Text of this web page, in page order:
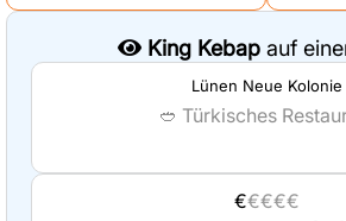
King Kebapauf
Lünen Neue Kolonie
🥙 Türkisches
€€€€€